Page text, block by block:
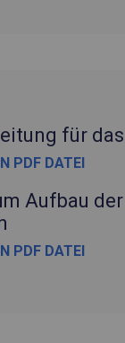
für das
PDF DATEI
Aufbau der
PDF DATEI